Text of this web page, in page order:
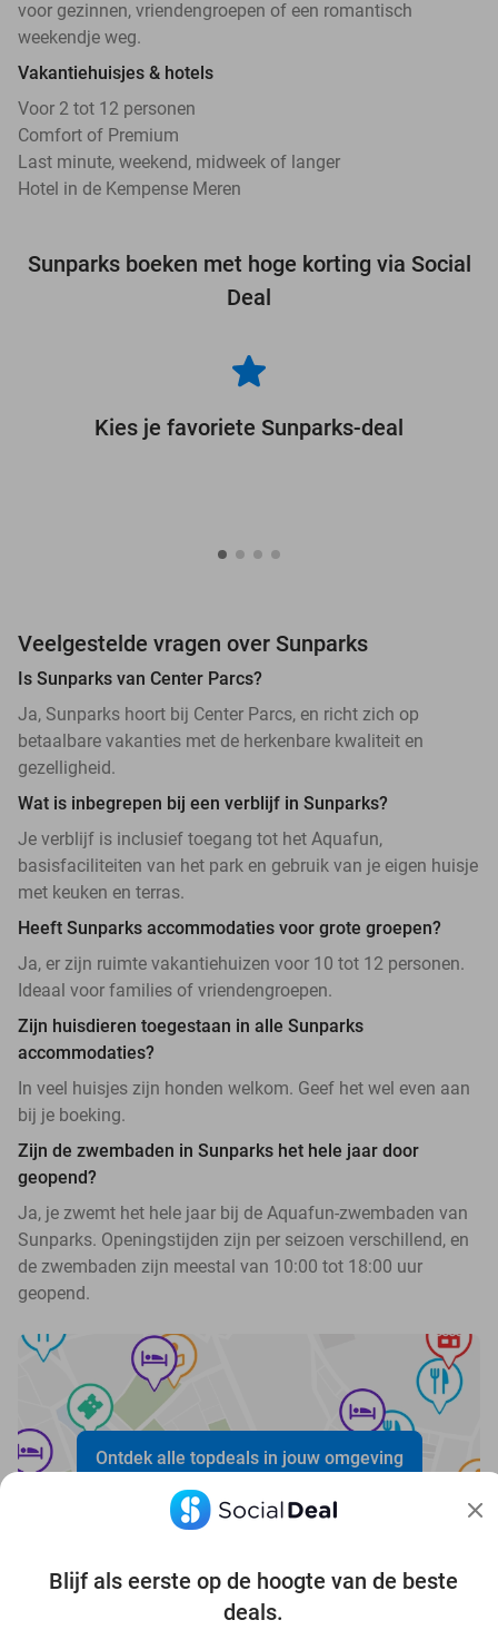
Blijf als eerste op de hoogte van de beste
deals.
voor gezinnen, vriendengroepen of een romantisch
weekendje weg.
Vakantiehuisjes & hotels
Voor 2 tot 12 personen
Comfort of Premium
Last minute, weekend, midweek of langer
Hotel in de Kempense Meren
Sunparks boeken met hoge korting via Social
Deal
Kies je favoriete Sunparks-deal
Veelgestelde vragen over Sunparks
Is Sunparks van Center Parcs?
Ja, Sunparks hoort bij Center Parcs, en richt zich op
betaalbare vakanties met de herkenbare kwaliteit en
gezelligheid.
Wat is inbegrepen bij een verblijf in Sunparks?
Je verblijf is inclusief toegang tot het Aquafun,
basisfaciliteiten van het park en gebruik van je eigen huisje
met keuken en terras.
Heeft Sunparks accommodaties voor grote groepen?
Ja, er zijn ruimte vakantiehuizen voor 10 tot 12 personen.
Ideaal voor families of vriendengroepen.
Zijn huisdieren toegestaan in alle Sunparks
accommodaties?
In veel huisjes zijn honden welkom. Geef het wel even aan
bij je boeking.
Zijn de zwembaden in Sunparks het hele jaar door
geopend?
Ja, je zwemt het hele jaar bij de Aquafun-zwembaden van
Sunparks. Openingstijden zijn per seizoen verschillend, en
de zwembaden zijn meestal van 10:00 tot 18:00 uur
geopend.
Ontdek alle topdeals in jouw omgeving